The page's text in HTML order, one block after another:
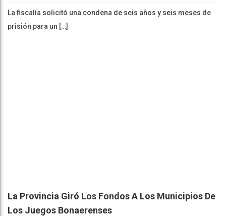
La fiscalía solicitó una condena de seis años y seis meses de
prisión para un […]
La Provincia Giró Los Fondos A Los Municipios De
Los Juegos Bonaerenses